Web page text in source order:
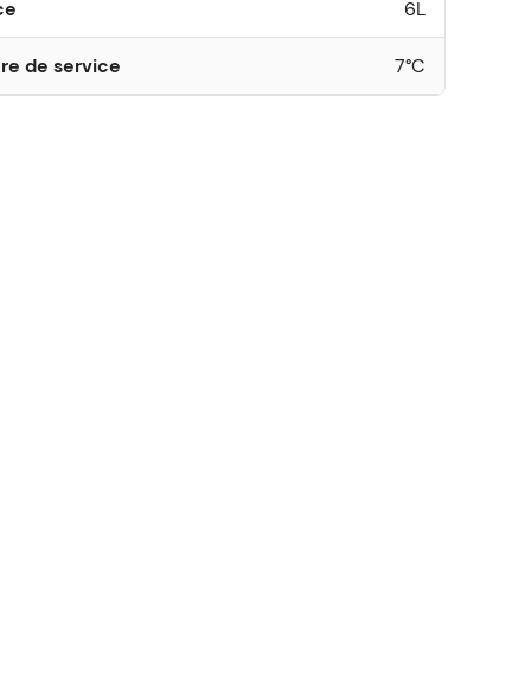
dans l’expérience, découvrez des idées originales
6L
de service 7°C